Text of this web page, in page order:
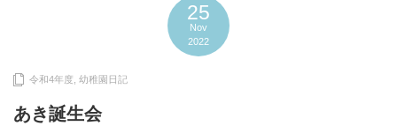
25
Nov
2022
令和4年度 幼稚園日記
あき誕生会